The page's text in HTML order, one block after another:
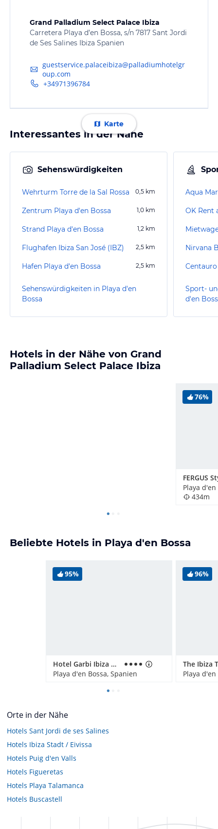
Grand Palladium Select Palace Ibiza
Carretera Playa d’en Bossa, s/n 7817 Sant Jordi
de Ses Salines Ibiza Spanien
guestservice.palaceibiza@palladiumhotelgr
oup.com
+34971396784
Karte
Interessantes in der Nähe
Sehenswürdigkeiten
Wehrturm Torre de la Sal Rossa 0,5 km
Zentrum Playa d'en Bossa 1,0 km
Strand Playa d'en Bossa 1,2 km
Flughafen Ibiza San José (IBZ) 2,5 km
Hafen Playa d'en Bossa 2,5 km
Sehenswürdigkeiten in Playa d'en
Bossa
Aqua
OK Rent
Nirvana
Sport-
d'en
Hotels in der Nähe von Grand
Palladium Select Palace Ibiza
76%
Playa
434m
Beliebte Hotels in Playa d'en Bossa
95%
Hotel Garbi Ibiza & Spa/ Sentido Garbi Ibiza Resort & Spa
Playa d'en Bossa, Spanien
96%
The Ibiza
Playa
Orte in der Nähe
Hotels Sant Jordi de ses Salines
Hotels Ibiza Stadt / Eivissa
Hotels Puig d'en Valls
Hotels Figueretas
Hotels Playa Talamanca
Hotels Buscastell